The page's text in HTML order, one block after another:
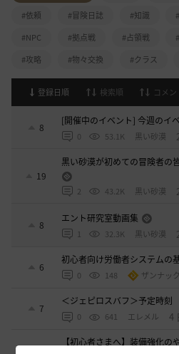
#依頼
#冒険日誌 #知識
#NPC
#拠点戦 #占領戦
#攻略
#物々交換 #クラス
登録日順 検索順 コメ
8
[開催中のイベント] 今週のイ
0 53.1K 黒い砂漠
19
黒い砂漠が初めての冒険者の
2 43.2K 黒い砂漠
8
エント研究室動画集
1 32.3K 黒い砂漠
6
初心者向け労働者システムの
0 148 ザンナッ
7
＜ジェピロスバフ＞予定時刻
0 641 エレメル 4
【初心者さまへ】装備強化の